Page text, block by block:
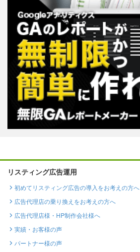
リスティング広告運用
初めてリスティング広告の導入をお考えの方へ
広告代理店の乗り換えをお考えの方へ
広告代理店様・HP制作会社様へ
実績・お客様の声
パートナー様の声